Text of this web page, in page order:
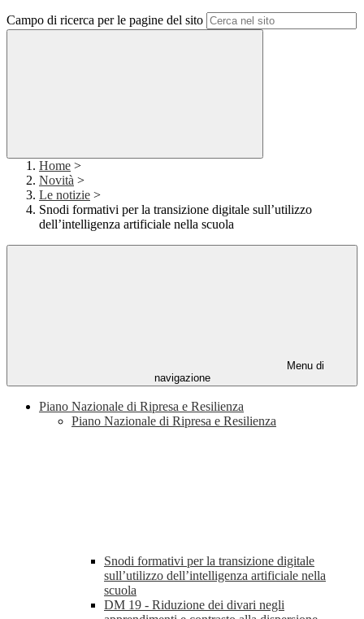
Campo di ricerca per le pagine del sito
Home >
Novità >
Le notizie >
Snodi formativi per la transizione digitale sull’utilizzo
dell’intelligenza artificiale nella scuola
Menu di
navigazione
Piano Nazionale di Ripresa e Resilienza
Piano Nazionale di Ripresa e Resilienza
Snodi formativi per la transizione digitale
sull’utilizzo dell’intelligenza artificiale nella
scuola
DM 19 - Riduzione dei divari negli